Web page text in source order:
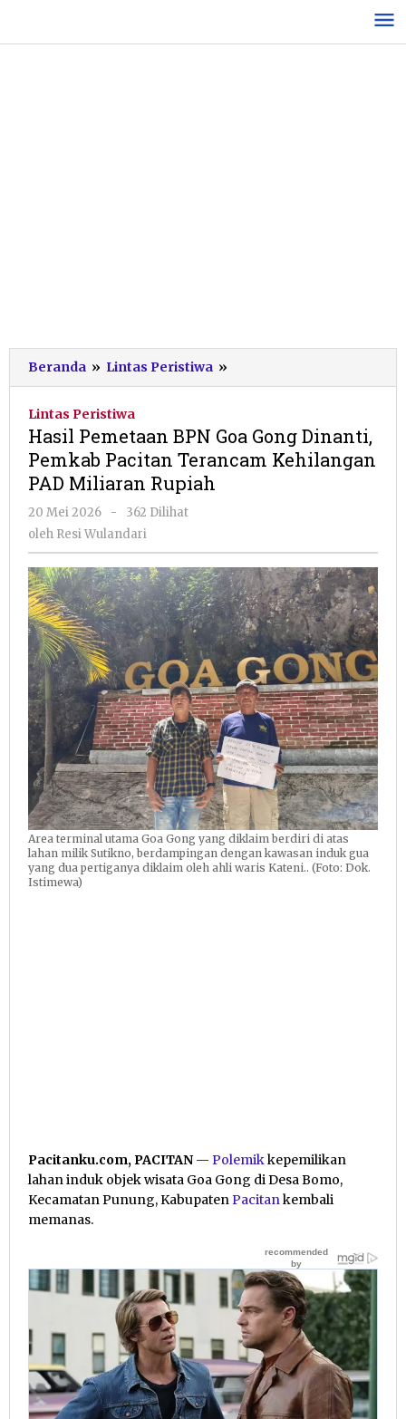
konten
Beranda » Lintas Peristiwa »
Pemetaan
Gong
Dinanti,
PAD
Miliaran
Rupiah
Lintas Peristiwa
Hasil Pemetaan BPN Goa Gong Dinanti,
Pemkab Pacitan Terancam Kehilangan
PAD Miliaran Rupiah
20 Mei 2026
oleh
Resi
-
362 Dilihat
oleh Resi Wulandari
Area terminal utama Goa Gong yang diklaim berdiri di atas
lahan milik Sutikno, berdampingan dengan kawasan induk gua
yang dua pertiganya diklaim oleh ahli waris Kateni.. (Foto: Dok.
Istimewa)
Pacitanku.com, PACITAN — Polemikkepemilikan
lahan induk objek wisata Goa Gong di Desa Bomo,
Kecamatan Punung, KabupatenPacitankembali
memanas.